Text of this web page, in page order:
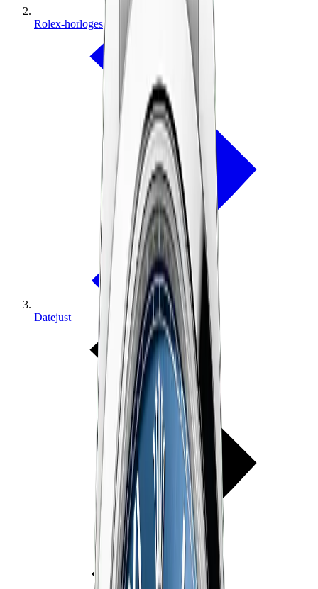
Rolex-horloges
Datejust